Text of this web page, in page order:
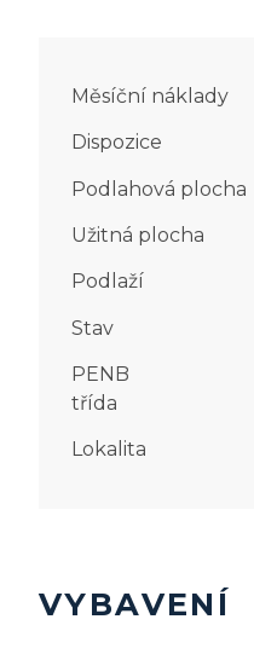
Měsíční náklady
Dispozice
Podlahová plocha
Užitná plocha
Podlaží
Stav
PENB
třída
Lokalita
VYBAVENÍ